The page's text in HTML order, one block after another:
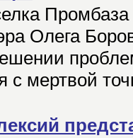
Олега
с мертвой